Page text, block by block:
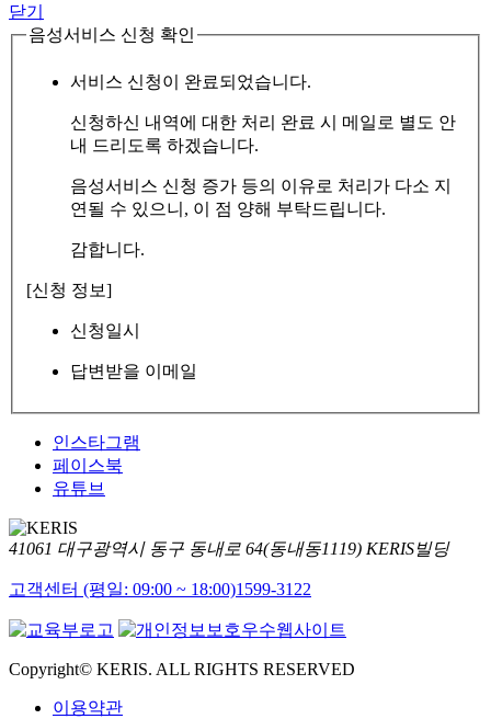
닫기
음성서비스 신청 확인
서비스 신청이 완료되었습니다.
신청하신 내역에 대한 처리 완료 시 메일로 별도 안
내 드리도록 하겠습니다.
음성서비스 신청 증가 등의 이유로 처리가 다소 지
연될 수 있으니, 이 점 양해 부탁드립니다.
감합니다.
[신청 정보]
신청일시
답변받을 이메일
인스타그램
페이스북
유튜브
41061 대구광역시 동구 동내로 64(동내동1119) KERIS빌딩
고객센터 (평일: 09:00 ~ 18:00)1599-3122
Copyright© KERIS. ALL RIGHTS RESERVED
이용약관